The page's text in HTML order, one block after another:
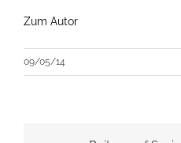
Zum Autor
09/05/14